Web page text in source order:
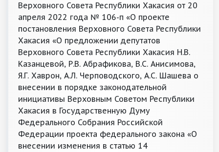
Верховного Совета Республики Хакасия от 20
апреля 2022 года № 106-п «О проекте
постановления Верховного Совета Республики
Хакасия «О предложении депутатов
Верховного Совета Республики Хакасия Н.В.
Казанцевой, Р.В. Абрафикова, В.С. Анисимова,
Я.Г. Хаврон, А.Л. Черповодского, А.С. Шашева о
внесении в порядке законодательной
инициативы Верховным Советом Республики
Хакасия в Государственную Думу
Федерального Собрания Российской
Федерации проекта федерального закона «О
внесении изменения в статью 14